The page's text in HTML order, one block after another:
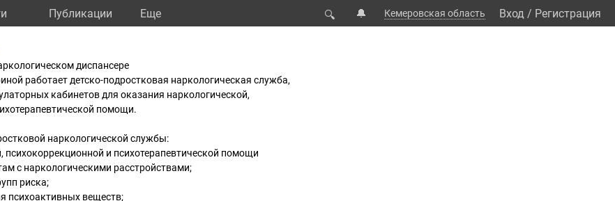
Публикации Eще 🔍 🔔 Кемеровская область Вход / Регистрация
диспансере
работает детско-подростковая наркологическая служба,
кабинетов для оказания наркологической,
помощи.
наркологической службы:
и психотерапевтической помощи
с наркологическими расстройствами;
риска;
психоактивных веществ;